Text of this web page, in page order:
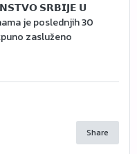
𝗦𝗥𝗕𝗜𝗝𝗘 𝗨
je poslednjih 30
zasluženo
Share